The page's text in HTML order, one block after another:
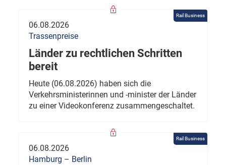
Rail Business
06.08.2026
Trassenpreise
Länder zu rechtlichen Schritten
bereit
Heute (06.08.2026) haben sich die
Verkehrsministerinnen und -minister der Länder
zu einer Videokonferenz zusammengeschaltet.
Rail Business
06.08.2026
Hamburg – Berlin